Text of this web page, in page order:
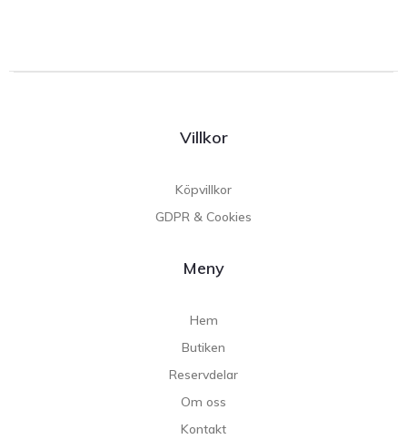
Villkor
Köpvillkor
GDPR & Cookies
Meny
Hem
Butiken
Reservdelar
Om oss
Kontakt